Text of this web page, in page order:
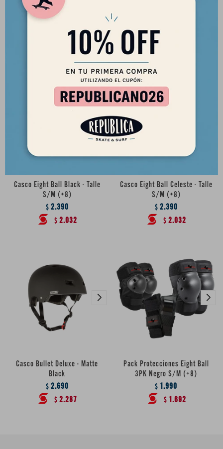
Triple Eight Dual Certificate
Azul Mate
$ 3.390
Casco Eight Ball Black - Talle
S/M (+8)
$ 2.390
$ 2.032
Casco Eight Ball Celeste - Talle
S/M (+8)
$ 2.390
$ 2.032
Casco Bullet Deluxe - Matte
Black
$ 2.690
$ 2.287
Pack Protecciones Eight Ball
3PK Negro S/M (+8)
$ 1.990
$ 1.692